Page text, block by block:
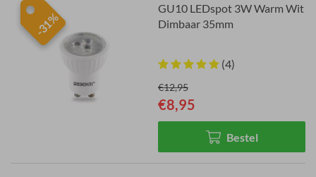
-31%
GU10 LEDspot 3W Warm Wit
Dimbaar 35mm
(4)
€12,95
€8,95
Bestel